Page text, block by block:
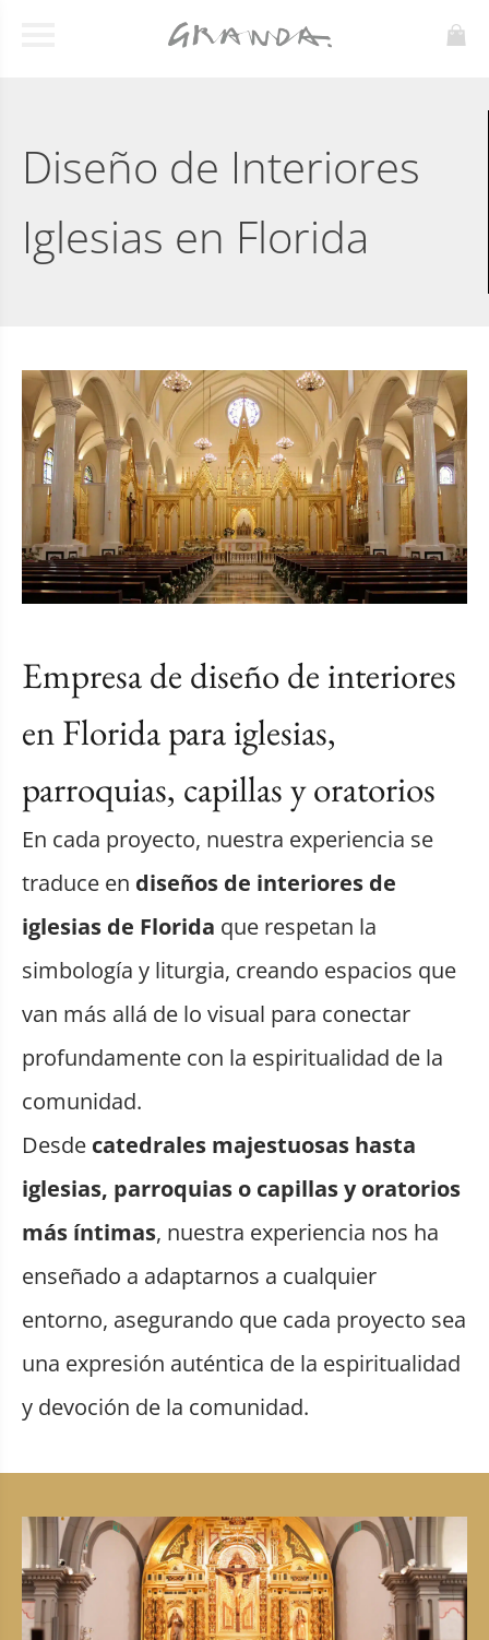
Diseño de Interiores
Iglesias en Florida
Empresa de diseño de interiores
en Florida para iglesias,
parroquias, capillas y oratorios
En cada proyecto, nuestra experiencia se
traduce en diseños de interiores de
iglesias de Florida que respetan la
simbología y liturgia, creando espacios que
van más allá de lo visual para conectar
profundamente con la espiritualidad de la
comunidad.
Desde catedrales majestuosas hasta
iglesias, parroquias o capillas y oratorios
más íntimas, nuestra experiencia nos ha
enseñado a adaptarnos a cualquier
entorno, asegurando que cada proyecto sea
una expresión auténtica de la espiritualidad
y devoción de la comunidad.